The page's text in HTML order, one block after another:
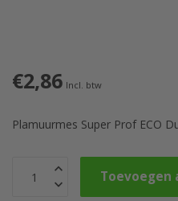
€2,86 Incl. btw
Plamuurmes Super Prof ECO
Toevoegen